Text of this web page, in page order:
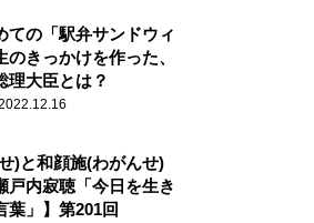
ての「駅弁サンドウィ
のきっかけを作った、
理大臣とは？
)と和顔施(わがんせ)
戸内寂聴「今日を生き
葉」】第201回